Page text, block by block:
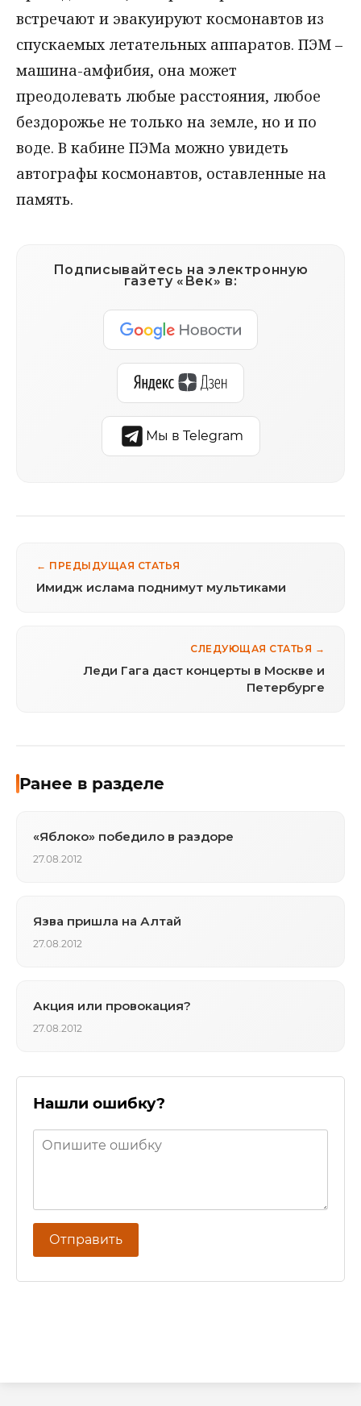
встречают и эвакуируют космонавтов из
спускаемых летательных аппаратов. ПЭМ –
машина-амфибия, она может
преодолевать любые расстояния, любое
бездорожье не только на земле, но и по
воде. В кабине ПЭМа можно увидеть
автографы космонавтов, оставленные на
память.
Подписывайтесь на электронную
газету «Век» в:
Мы в Telegram
← ПРЕДЫДУЩАЯ СТАТЬЯ
Имидж ислама поднимут мультиками
СЛЕДУЮЩАЯ СТАТЬЯ →
Леди Гага даст концерты в Москве и
Петербурге
Ранее в разделе
«Яблоко» победило в раздоре
27.08.2012
Язва пришла на Алтай
27.08.2012
Акция или провокация?
27.08.2012
Нашли ошибку?
Отправить